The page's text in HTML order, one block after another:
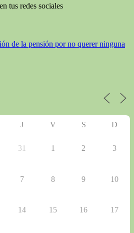
tus redes sociales
de la pensión por no querer ninguna
J V S D
31 1 2 3
7 8 9 10
14 15 16 17